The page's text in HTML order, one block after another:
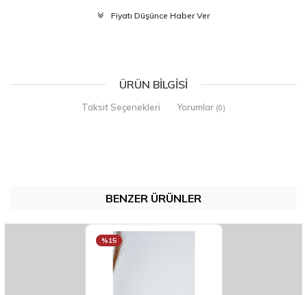
Fiyatı Düşünce Haber Ver
ÜRÜN BILGISI
Taksit Seçenekleri Yorumlar (0)
BENZER ÜRÜNLER
%15